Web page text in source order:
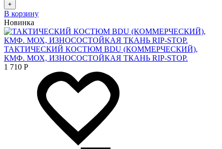
+
В корзину
Новинка
ТАКТИЧЕСКИЙ КОСТЮМ BDU (КОММЕРЧЕСКИЙ),
КМФ. МОХ, ИЗНОСОСТОЙКАЯ ТКАНЬ RIP-STOP.
1 710 Р